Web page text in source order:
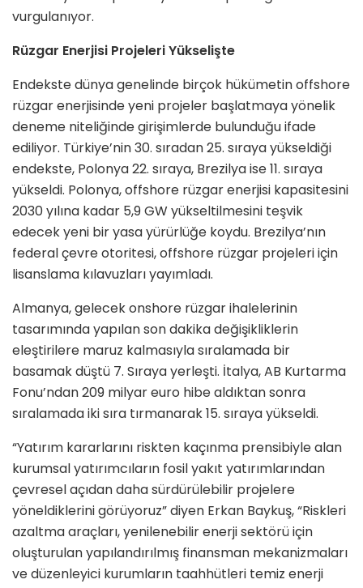
vurgulanıyor.
Rüzgar Enerjisi Projeleri Yükselişte
Endekste dünya genelinde birçok hükümetin offshore
rüzgar enerjisinde yeni projeler başlatmaya yönelik
deneme niteliğinde girişimlerde bulunduğu ifade
ediliyor. Türkiye’nin 30. sıradan 25. sıraya yükseldiği
endekste, Polonya 22. sıraya, Brezilya ise 11. sıraya
yükseldi. Polonya, offshore rüzgar enerjisi kapasitesini
2030 yılına kadar 5,9 GW yükseltilmesini teşvik
edecek yeni bir yasa yürürlüğe koydu. Brezilya’nın
federal çevre otoritesi, offshore rüzgar projeleri için
lisanslama kılavuzları yayımladı.
Almanya, gelecek onshore rüzgar ihalelerinin
tasarımında yapılan son dakika değişikliklerin
eleştirilere maruz kalmasıyla sıralamada bir
basamak düştü 7. Sıraya yerleşti. İtalya, AB Kurtarma
Fonu’ndan 209 milyar euro hibe aldıktan sonra
sıralamada iki sıra tırmanarak 15. sıraya yükseldi.
“Yatırım kararlarını riskten kaçınma prensibiyle alan
kurumsal yatırımcıların fosil yakıt yatırımlarından
çevresel açıdan daha sürdürülebilir projelere
yöneldiklerini görüyoruz” diyen Erkan Baykuş, “Riskleri
azaltma araçları, yenilenebilir enerji sektörü için
oluşturulan yapılandırılmış finansman mekanizmaları
ve düzenleyici kurumların taahhütleri temiz enerji